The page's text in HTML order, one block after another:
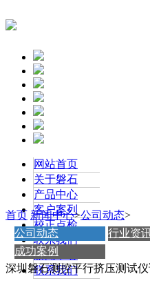
网站首页
关于磐石
产品中心
客户案列
校正点检
联系我们
新闻中心
联系我们
首页 新闻中心>公司动态>
公司动态
行业资
成功案例
深圳磐石测控平行挤压测试